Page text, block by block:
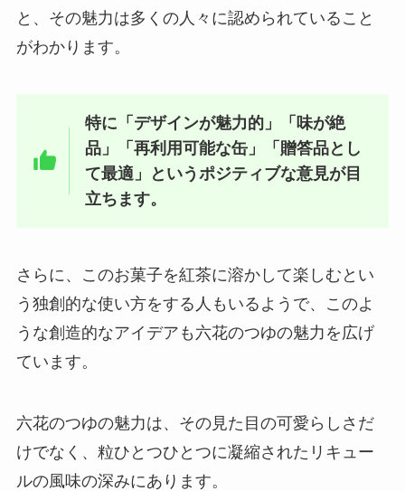
グラスフェッドビーフはどこで買
堅パン どこで買える？ドンキでの
取扱いは？
バラッツの売ってる場所はどこ？
コミを調査！
と、その魅力は多くの人々に認められていること
がわかります。
特に「デザインが魅力的」「味が絶
品」「再利用可能な缶」「贈答品とし
て最適」というポジティブな意見が目
立ちます。
さらに、このお菓子を紅茶に溶かして楽しむとい
う独創的な使い方をする人もいるようで、このよ
うな創造的なアイデアも六花のつゆの魅力を広げ
ています。
六花のつゆの魅力は、その見た目の可愛らしさだ
けでなく、粒ひとつひとつに凝縮されたリキュー
ルの風味の深みにあります。